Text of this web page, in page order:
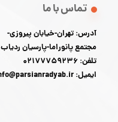
تماس با ما
آدرس: تهران-خیابان پیروزی-
مجتمع پانوراما-پارسیان ردیاب
تلفن: 02177759236
ایمیل: info@parsianradyab.ir